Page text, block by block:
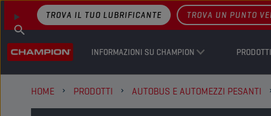
INFORMAZIONI SU CHAMPION PRODOTTI
TROVA IL TUO LUBRIFICANTE TROVA UN PUNTO
HOME PRODOTTI AUTOBUS E AUTOMEZZI PESANTI